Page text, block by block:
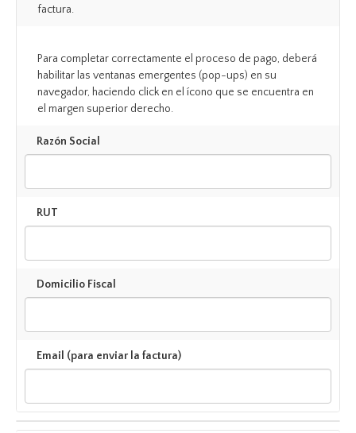
factura.
Para completar correctamente el proceso de pago, deberá
habilitar las ventanas emergentes (pop-ups) en su
navegador, haciendo click en el ícono que se encuentra en
el margen superior derecho.
Razón Social
RUT
Domicilio Fiscal
Email (para enviar la factura)